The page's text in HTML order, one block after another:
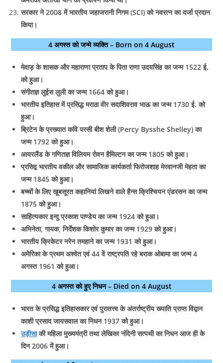
सरकार ने 2008 में भारतीय जहाजरानी निगम (SCI) को नवरत्न का दर्जा प्रदान
किया।
4 अगस्त को जन्मे व्यक्ति – Born on 4 August
मेवाड़ के शासक और महाराणा प्रताप के पिता राणा उदयसिंह का जन्म 1522 ई.
को हुआ।
संगीतज्ञ लुईस लुली का जन्म 1664 को हुआ।
भारतीय इतिहास में प्रसिद्ध मराठा वीर सदाशिवराव भाऊ का जन्म 1730 ई. को
हुआ।
ब्रिटेन के प्रख्यात कवि परसी बीश शेली (Percy Bysshe Shelley) का
जन्म 1792 को हुआ।
आयरलैंड के गणितज्ञ विलियम रोवन हैमिल्टन का जन्म 1805 को हुआ।
प्रसिद्व भारतीय वकील और सामाजिक कार्यकर्ता फिरोजशाह मेरवानजी मेहता का
जन्म 1845 को हुआ।
बच्‍चों के लिए खूबसूरत कहानियां लिखने वाले हैन्‍स क्रिश्चियन एंडरसन का जन्‍म
1875 को हुआ।
साहित्यकार इन्दु प्रकाश पाण्डेय का जन्म 1924 को हुआ।
अभिनेता, गायक, निर्देशक किशोर कुमार का जन्म 1929 को हुआ।
भारतीय क्रिकेटर नरेन तमहाने का जन्म 1931 को हुआ।
अमेरिका के प्रथम अश्वेत एवं 44 वें राष्ट्रपति रहे बराक ओबामा का जन्म 4
अगस्त 1961 को हुआ।
4 अगस्त को हुए निधन – Died on 4 August
भारत के प्रसिद्ध इतिहासकार एवं पुरातत्त्व के अंतर्राष्ट्रीय ख्याति प्राप्त विद्वान
काशी प्रसाद जायसवाल का निधन 1937 को हुआ।
उड़ीसाकी महिला मुख्यमंत्री तथा लेखिका नंदिनी सत्पथी का निधन आज ही के
दिन 2006 में हुआ।